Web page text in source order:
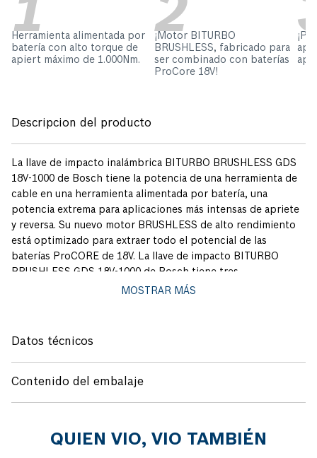
Herramienta alimentada por
batería con alto torque de
apiert máximo de 1.000Nm.
¡Motor BITURBO
BRUSHLESS, fabricado para
ser combinado con baterías
ProCore 18V!
Descripcion del producto
La llave de impacto inalámbrica BITURBO BRUSHLESS GDS
18V-1000 de Bosch tiene la potencia de una herramienta de
cable en una herramienta alimentada por batería, una
potencia extrema para aplicaciones más intensas de apriete
y reversa. Su nuevo motor BRUSHLESS de alto rendimiento
está optimizado para extraer todo el potencial de las
baterías ProCORE de 18V. La llave de impacto BITURBO
BRUSHLESS GDS 18V-1000 de Bosch tiene tres
configuraciones de velocidad que brindan un excelente
1000Nm y su torque de reversa es de 1600Nm. El diametro del
ocn 2 años de garantía Bosch.
MOSTRAR MÁS
Datos técnicos
Contenido del embalaje
QUIEN VIO, VIO TAMBIÉN